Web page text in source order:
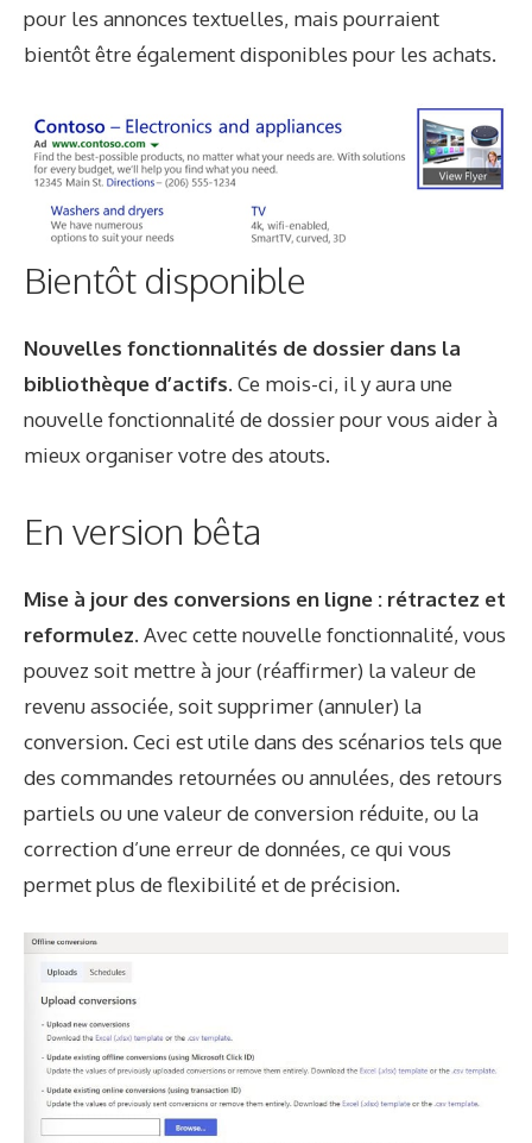
pour les annonces textuelles, mais pourraient
bientôt être également disponibles pour les achats.
Bientôt disponible
Nouvelles fonctionnalités de dossier dans la
bibliothèque d’actifs. Ce mois-ci, il y aura une
nouvelle fonctionnalité de dossier pour vous aider à
mieux organiser votre des atouts.
En version bêta
Mise à jour des conversions en ligne : rétractez et
reformulez. Avec cette nouvelle fonctionnalité, vous
pouvez soit mettre à jour (réaffirmer) la valeur de
revenu associée, soit supprimer (annuler) la
conversion. Ceci est utile dans des scénarios tels que
des commandes retournées ou annulées, des retours
partiels ou une valeur de conversion réduite, ou la
correction d’une erreur de données, ce qui vous
permet plus de flexibilité et de précision.